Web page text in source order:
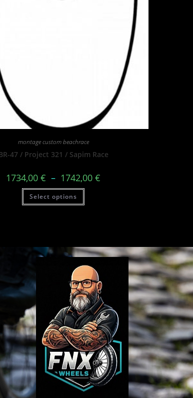
montage custom beachrace
47 / Project 321 / Sapim Race
1734,00€ – 1742,00€
Select options